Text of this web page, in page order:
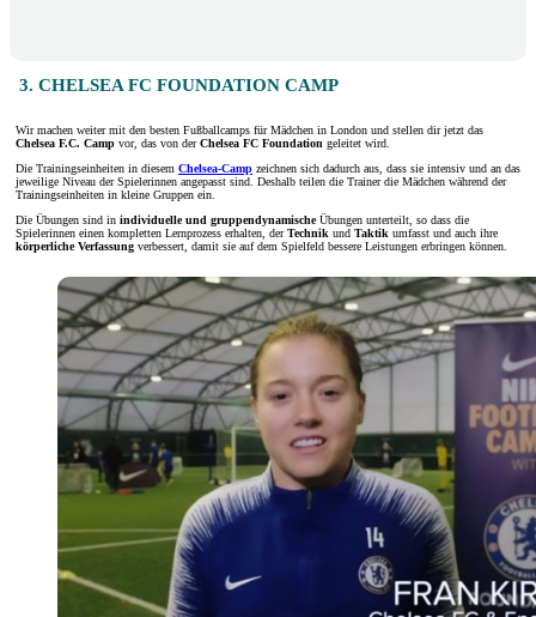
3. CHELSEA FC FOUNDATION CAMP
Wir machen weiter mit den besten Fußballcamps für Mädchen in London und stellen dir jetzt das
Chelsea F.C. Camp vor, das von derChelsea FC Foundation geleitet wird.
Die Trainingseinheiten in diesem Chelsea-Camp zeichnen sich dadurch aus, dass sie intensiv und an das
jeweilige Niveau der Spielerinnen angepasst sind. Deshalb teilen die Trainer die Mädchen während der
Trainingseinheiten in kleine Gruppen ein.
Die Übungen sind in individuelle und gruppendynamischeÜbungen unterteilt, so dass die
Spielerinnen einen kompletten Lernprozess erhalten, derTechnik und Taktik umfasst und auch ihre
körperliche Verfassung verbessert, damit sie auf dem Spielfeld bessere Leistungen erbringen können.